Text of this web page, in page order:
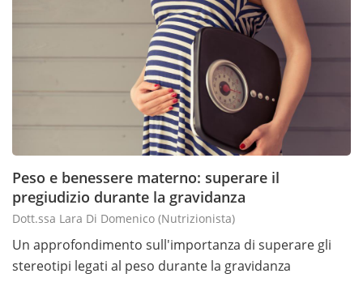
Peso e benessere materno: superare il
pregiudizio durante la gravidanza
Dott.ssa Lara Di Domenico (nutrizionista)
Un approfondimento sull'importanza di superare gli
stereotipi legati al peso durante la gravidanza